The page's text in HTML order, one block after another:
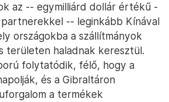
az -- egymilliárd dollár értékű -
partnerekkel -- leginkább Kínával
országokba a szállítmányok
területen haladnak keresztül.
folytatódik, félő, hogy a
és a Gibraltáron
a termékek